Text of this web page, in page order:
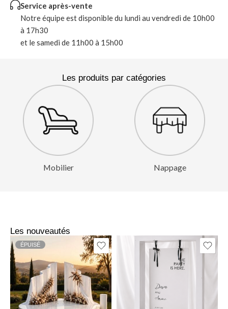
Service après-vente
Notre équipe est disponible du lundi au vendredi de 10h00
à 17h30
et le samedi de 11h00 à 15h00
Les produits par catégories
Mobilier Nappage
Les nouveautés
ÉPUISÉ